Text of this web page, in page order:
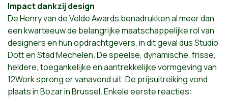
Impact dankzij design
De Henry van de Velde Awards benadrukken al meer dan
een kwarteeuw de belangrijke maatschappelijke rol van
designers en hun opdrachtgevers, in dit geval dus Studio
Dott en Stad Mechelen. De speelse, dynamische, frisse,
heldere, toegankelijke en aantrekkelijke vormgeving van
12Work sprong er vanavond uit. De prijsuitreiking vond
plaats in Bozar in Brussel. Enkele eerste reacties: